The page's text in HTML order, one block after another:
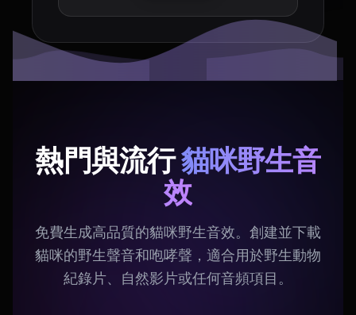
熱門與流行貓咪野生音
效
免費生成高品質的貓咪野生音效。創建並下載
貓咪的野生聲音和咆哮聲，適合用於野生動物
紀錄片、自然影片或任何音頻項目。